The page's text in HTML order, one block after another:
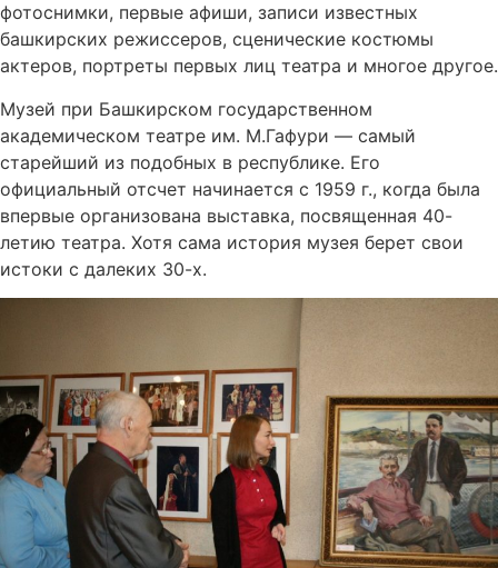
фотоснимки, первые афиши, записи известных
башкирских режиссеров, сценические костюмы
актеров, портреты первых лиц театра и многое другое.
Музей при Башкирском государственном
академическом театре им. М.Гафури — самый
старейший из подобных в республике. Его
официальный отсчет начинается с 1959 г., когда была
впервые организована выставка, посвященная 40-
летию театра. Хотя сама история музея берет свои
истоки с далеких 30-х.